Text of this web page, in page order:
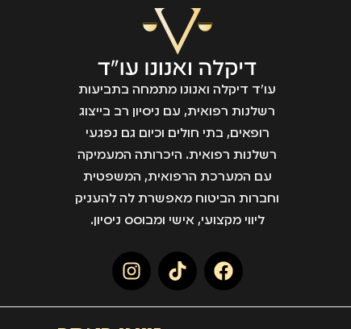
עו״ד דיקלה ואנונו מתמחה בתביעות
רשלנות רפואית, עם ניסיון רב בייצוג
רופאים, בתי חולים וכיום גם נפגעי
רשלנות רפואית. היכרותה המעמיקה
עם המערכת הרפואית, המשפטית
וחברות הביטוח מאפשרת לה להעניק
ליווי מקצועי, אישי ומבוסס ניסיון.